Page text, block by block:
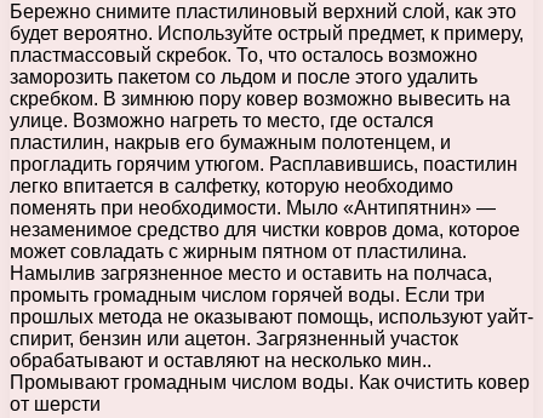
Бережно снимите пластилиновый верхний слой, как это
будет вероятно. Используйте острый предмет, к примеру,
пластмассовый скребок. То, что осталось возможно
заморозить пакетом со льдом и после этого удалить
скребком. В зимнюю пору ковер возможно вывесить на
улице. Возможно нагреть то место, где остался
пластилин, накрыв его бумажным полотенцем, и
прогладить горячим утюгом. Расплавившись, поастилин
легко впитается в салфетку, которую необходимо
поменять при необходимости. Мыло «Антипятнин» —
незаменимое средство для чистки ковров дома, которое
может совладать с жирным пятном от пластилина.
Намылив загрязненное место и оставить на полчаса,
промыть громадным числом горячей воды. Если три
прошлых метода не оказывают помощь, используют уайт-
спирит, бензин или ацетон. Загрязненный участок
обрабатывают и оставляют на несколько мин..
Промывают громадным числом воды. Как очистить ковер
от шерсти